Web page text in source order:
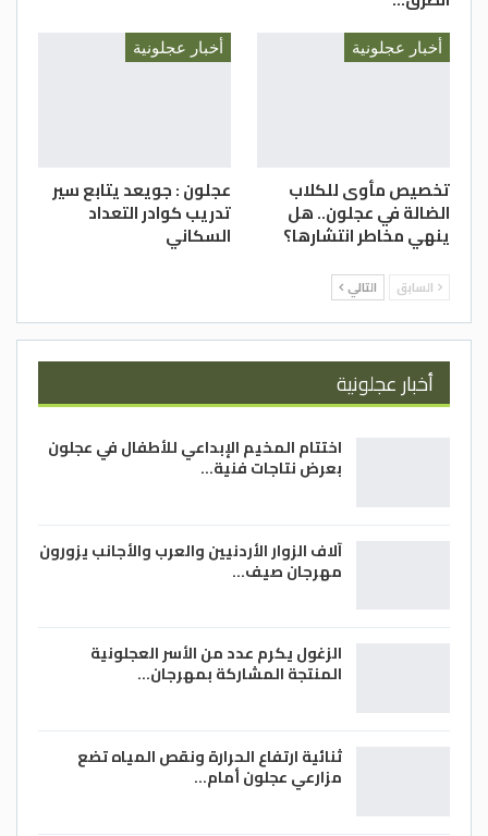
أخبار عجلونية
تخصيص مأوى للكلاب
الضالة في عجلون.. هل
ينهي مخاطر انتشارها؟
أخبار عجلونية
عجلون : جويعد يتابع سير
تدريب كوادر التعداد
السكاني
السابق التالي
أخبار عجلونية
اختتام المخيم الإبداعي للأطفال في عجلون
بعرض نتاجات فنية…
آلاف الزوار الأردنيين والعرب والأجانب يزورون
مهرجان صيف…
الزغول يكرم عدد من الأسر العجلونية
المنتجة المشاركة بمهرجان…
ثنائية ارتفاع الحرارة ونقص المياه تضع
مزارعي عجلون أمام…